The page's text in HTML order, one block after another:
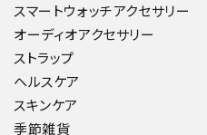
スマートウォッチアクセサリー
オーディオアクセサリー
ストラップ
ヘルスケア
スキンケア
季節雑貨